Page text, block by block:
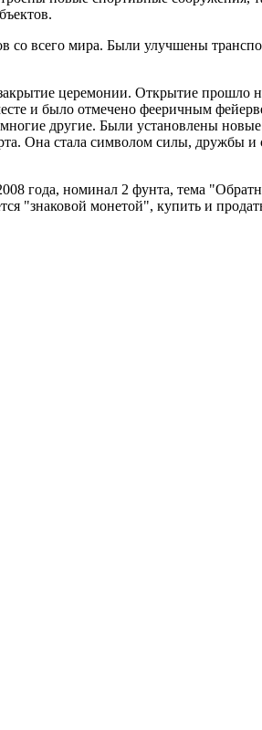
со всего мира. Были улучшены
церемонии. Открытие прошло
и было отмечено фееричным
другие. Были установлены
Она стала символом силы, дружбы и
года, номинал 2 фунта, тема
"знаковой монетой", купить и